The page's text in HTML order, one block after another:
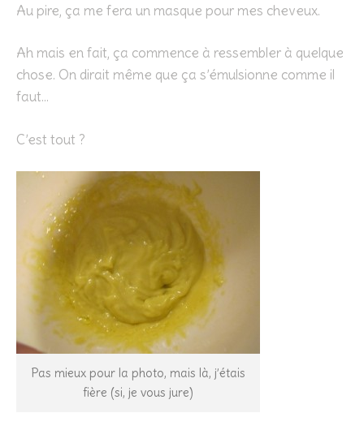
Au pire, ça me fera un masque pour mes cheveux.
Ah mais en fait, ça commence à ressembler à quelque
chose. On dirait même que ça s’émulsionne comme il
faut…
C’est tout ?
Pas mieux pour la photo, mais là, j’étais
fière (si, je vous jure)